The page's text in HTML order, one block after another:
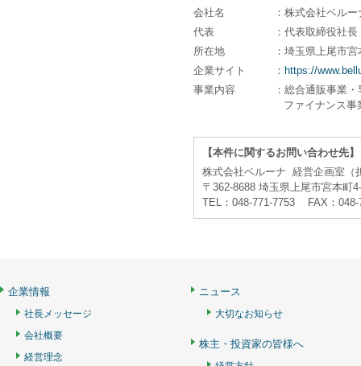
会社名
：株式会社ベルー
代表
：代表取締役社
所在地
：埼玉県上尾市
企業サイト
： https://
事業内容
：総合通販事業
ファイナンス事
【本件に関するお問い合わせ先】
株式会社ベルーナ 経営企画室（
〒362-8688 埼玉県上尾市宮本町
TEL：048-771-7753 FAX：
企業情報
社長メッセージ
会社概要
経営理念
ニュース
大切なお知らせ
株主・投資家の皆様へ